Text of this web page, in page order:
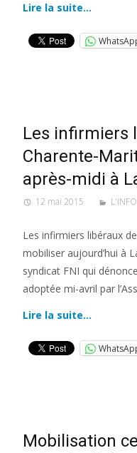
Lire la suite…
Les infirmiers
Charente-
après-midi à
12 mai 2015
Les infirmiers libéraux
mobiliser aujourd’hui à
syndicat FNI qui
adoptée mi-avril par
Lire la suite…
Mobilisation